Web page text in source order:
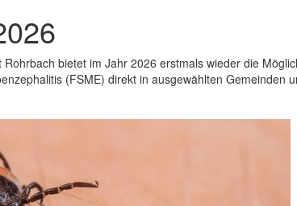
bietet im Jahr 2026 erstmals wieder die
(FSME) direkt in ausgewählten Gemeinden